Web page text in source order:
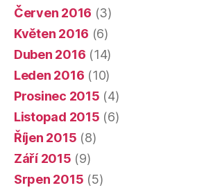
Červen 2016 (3)
Květen 2016 (6)
Duben 2016 (14)
Leden 2016 (10)
Prosinec 2015 (4)
Listopad 2015 (6)
Říjen 2015 (8)
Září 2015 (9)
Srpen 2015 (5)